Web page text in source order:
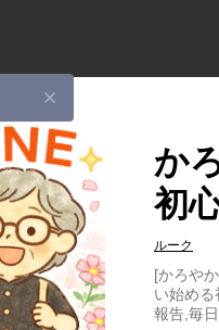
か
初
ルーク
[かろや
い始める
報告,毎